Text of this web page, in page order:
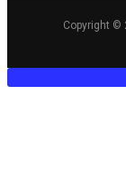
Copyright ©